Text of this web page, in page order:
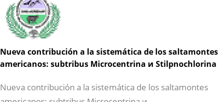
Nueva contribución a la sistemática de los saltamontes
americanos: subtribus Microcentrina и Stilpnochlorina
Nueva contribución a la sistemática de los saltamontes